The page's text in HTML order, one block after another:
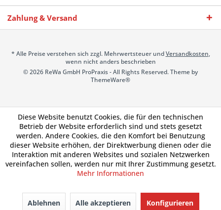
Zahlung & Versand
* Alle Preise verstehen sich zzgl. Mehrwertsteuer undVersandkosten,
wenn nicht anders beschrieben
© 2026 ReWa GmbH ProPraxis - All Rights Reserved. Theme by
ThemeWare®
Diese Website benutzt Cookies, die für den technischen
Betrieb der Website erforderlich sind und stets gesetzt
werden. Andere Cookies, die den Komfort bei Benutzung
dieser Website erhöhen, der Direktwerbung dienen oder die
Interaktion mit anderen Websites und sozialen Netzwerken
vereinfachen sollen, werden nur mit Ihrer Zustimmung gesetzt.
Mehr Informationen
Ablehnen Alle akzeptieren Konfigurieren